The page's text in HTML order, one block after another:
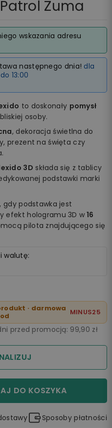
Zuma
wskazania adresu
następnego dnia! dla
13:00
to doskonały pomysł
osoby.
, dekoracja świetlna do
prezent na święta czy
3D składa się z tablicy
podstawki marki
gdy podstawka jest
efekt hologramu 3D w 16
pilota znajdującego się
walutę:
· darmowa MINUS25
przed promocją: 99,90 zł
DO KOSZYKA
Sposoby płatności